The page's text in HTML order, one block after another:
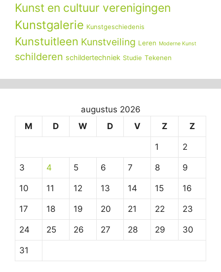
Kunst en cultuur verenigingen
Kunstgalerie Kunstgeschiedenis
Kunstuitleen Kunstveiling Leren Moderne Kunst
schilderen schildertechniek Studie Tekenen
augustus 2026
M
D W D V Z Z
1 2
3 4 5 6 7 8 9
10 11 12 13 14 15 16
17 18 19 20 21 22 23
24 25 26 27 28 29 30
31